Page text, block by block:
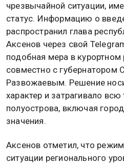
чрезвычайной ситуации,
статус. Информацию о
распространил глава
Аксенов через свой
подобная мера в
совместно с губернатором
Развожаевым. Решение
характер и затрагивало
полуострова, включая
значения.
Аксенов отметил, что
ситуации регионального